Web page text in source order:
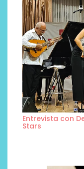
Entrevista con
Stars